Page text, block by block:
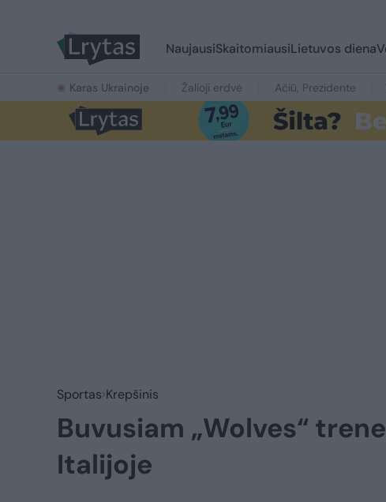
NaujausiSkaitomiausiLietuvos diena
Karas Ukrainoje Žalioji erdvė Ačiū, Prezidente
Sportas Krepšinis
Buvusiam „Wolves“
Italijoje